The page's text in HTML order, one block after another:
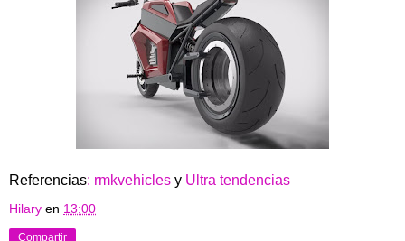
Referencias: rmkvehicles y Ultra tendencias
Hilary en 13:00
Compartir